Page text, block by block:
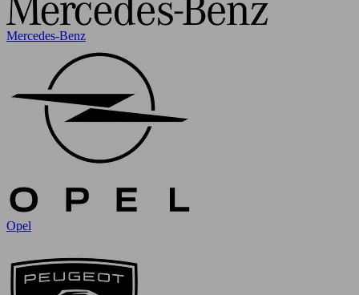
Mercedes-Benz
Opel